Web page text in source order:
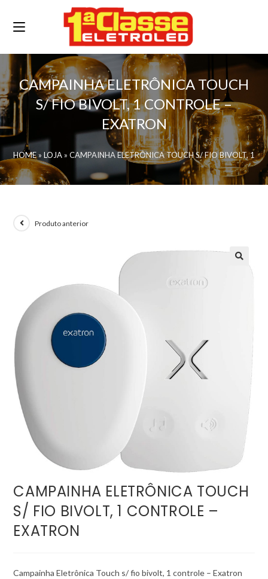
CAMPAINHA ELETRÔNICA TOUCH
S/ FIO BIVOLT, 1 CONTROLE –
EXATRON
HOME»LOJA »CAMPAINHA ELETRÔNICA TOUCH S/ FIO BIVOLT, 1
Produto anterior
CAMPAINHA ELETRÔNICA TOUCH
S/ FIO BIVOLT, 1 CONTROLE –
EXATRON
Campainha Eletrônica Touch s/ fio bivolt, 1 controle – Exatron